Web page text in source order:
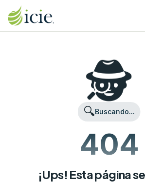
🕵️
🔍Buscando...
404
¡Ups! Esta página